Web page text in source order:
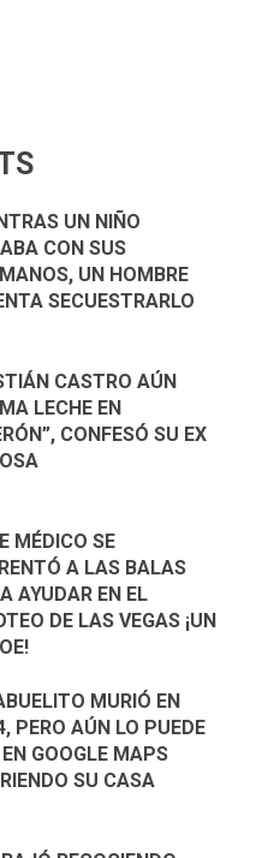
UN NIÑO
CON SUS
UN HOMBRE
SECUESTRARLO
CASTRO AÚN
LECHE EN
CONFESÓ SU EX
MÉDICO SE
A LAS BALAS
AYUDAR EN EL
DE LAS VEGAS ¡UN
MURIÓ EN
PERO AÚN LO PUEDE
EN GOOGLE MAPS
SU CASA